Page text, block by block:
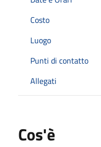
Costo
Luogo
Punti di contatto
Allegati
Cos'è